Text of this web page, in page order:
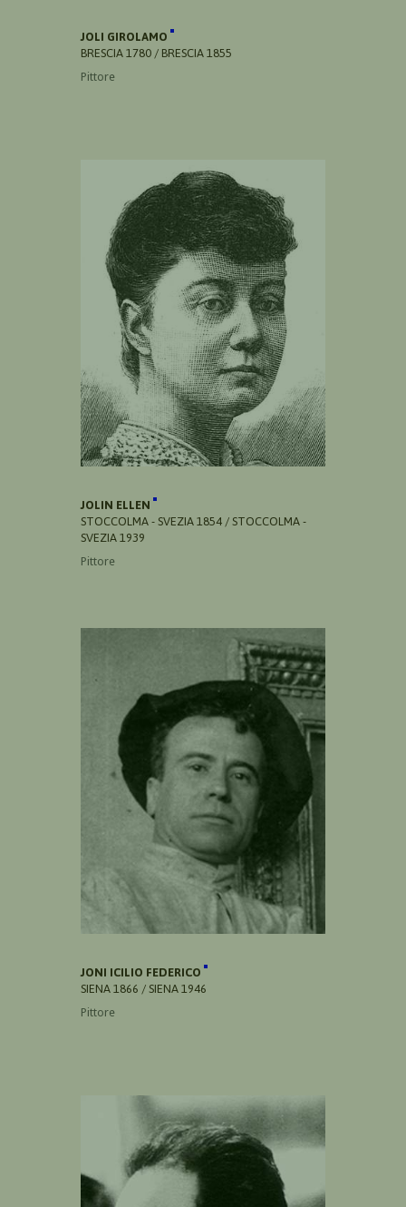
JOLI GIROLAMO
BRESCIA 1780 / BRESCIA 1855
Pittore
JOLIN ELLEN
STOCCOLMA - SVEZIA 1854 / STOCCOLMA -
SVEZIA 1939
Pittore
JONI ICILIO FEDERICO
SIENA 1866 / SIENA 1946
Pittore